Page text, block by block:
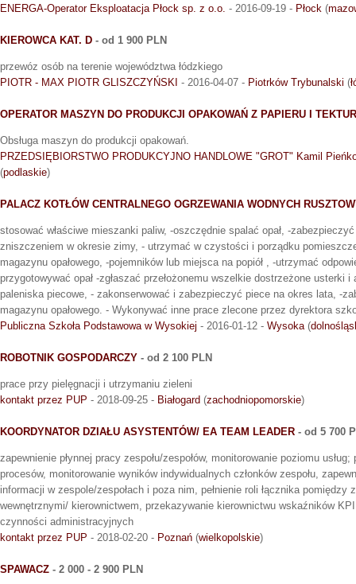
ENERGA-Operator Eksploatacja Płock sp. z o.o. - 2016-09-19 - Płock (
KIEROWCA KAT. D - od 1 900 PLN
przewóz osób na terenie województwa łódzkiego
PIOTR - MAX PIOTR GLISZCZYŃSKI - 2016-04-07 - Piotrków Trybunalski (
OPERATOR MASZYN DO PRODUKCJI OPAKOWAŃ Z PAPIERU I
Obsługa maszyn do produkcji opakowań.
PRZEDSIĘBIORSTWO PRODUKCYJNO HANDLOWE "GROT" Kamil
(podlaskie)
PALACZ KOTŁÓW CENTRALNEGO OGRZEWANIA WODNYCH
stosować właściwe mieszanki paliw, -oszczędnie spalać opał, -
zniszczeniem w okresie zimy, - utrzymać w czystości i porządku
magazynu opałowego, -pojemników lub miejsca na popiół , -utrzymać
przygotowywać opał -zgłaszać przełożonemu wszelkie dostrzeżone usterki
paleniska piecowe, - zakonserwować i zabezpieczyć piece na okres lata, -
magazynu opałowego. - Wykonywać inne prace zlecone przez dyrektora
Publiczna Szkoła Podstawowa w Wysokiej - 2016-01-12 - Wysoka(
ROBOTNIK GOSPODARCZY - od 2 100 PLN
prace przy pielęgnacji i utrzymaniu zieleni
kontakt przez PUP - 2018-09-25 - Białogard (zachodniopomorskie)
KOORDYNATOR DZIAŁU ASYSTENTÓW/ EA TEAM LEADER - od 5 700
zapewnienie płynnej pracy zespołu/zespołów, monitorowanie poziomu usług;
procesów, monitorowanie wyników indywidualnych członków zespołu,
informacji w zespole/zespołach i poza nim, pełnienie roli łącznika pomiędzy
wewnętrznymi/ kierownictwem, przekazywanie kierownictwu wskaźników
czynności administracyjnych
kontakt przez PUP - 2018-02-20 - Poznań (wielkopolskie)
SPAWACZ - 2 000 - 2 900 PLN